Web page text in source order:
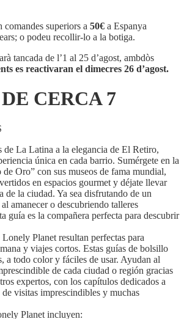
comandes superiors a 50€ a Espanya
o podeu recollir-lo a la botiga.
tancada de l’1 al 25 d’agost, ambdòs
es reactivaran el dimecres 26 d’agost.
CERCA 7
de La Latina a la elegancia de El Retiro,
única en cada barrio. Sumérgete en la
Oro” con sus museos de fama mundial,
en espacios gourmet y déjate llevar
de la ciudad. Ya sea disfrutando de un
amanecer o descubriendo talleres
guía es la compañera perfecta para descubrir
Planet resultan perfectas para
y viajes cortos. Estas guías de bolsillo
a todo color y fáciles de usar. Ayudan al
de cada ciudad o región gracias
expertos, con los capítulos dedicados a
visitas imprescindibles y muchas
Planet incluyen: